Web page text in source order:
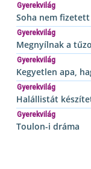
Gyerekvilág
Soha nem
Gyerekvilág
Megnyílnak a
Gyerekvilág
Kegyetlen apa,
Gyerekvilág
Halállistát
Gyerekvilág
Toulon-i dráma